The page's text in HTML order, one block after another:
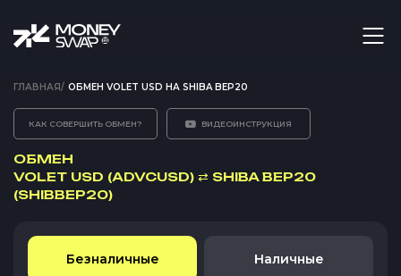
ГЛАВНАЯ/ ОБМЕН VOLET USD НА SHIBA BEP20
КАК СОВЕРШИТЬ ОБМЕН? ВИДЕОИНСТРУКЦИЯ
ОБМЕН
VOLET USD (ADVCUSD) ⇄ SHIBA BEP20
(SHIBBEP20)
Безналичные Наличные